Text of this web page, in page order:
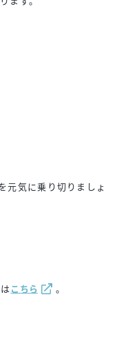
元気に乗り切りましょ
こちら 。